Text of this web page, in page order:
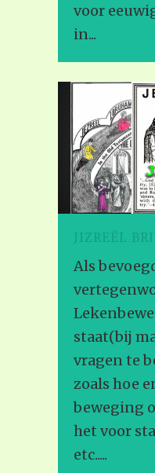
voor
in...
JIZREËL
Als
staat(bij
vragen te
zoals hoe
beweging
het voor
etc.....